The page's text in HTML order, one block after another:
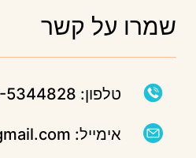
שמרו על קשר
טלפון: 050-5344828
אימייל: irisfischer111@gmail.com